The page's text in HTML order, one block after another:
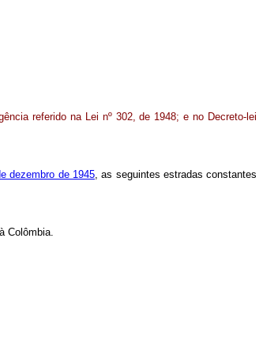
referido na Lei nº 302, de 1948; e no Decreto-lei
dezembro de 1945, as seguintes estradas constantes
Colômbia.